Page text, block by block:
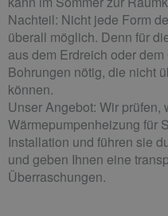
Nachteil: Nicht jede Form
überall möglich. Denn für
aus dem Erdreich oder
Bohrungen nötig, die nicht
können.
Unser Angebot: Wir prüfen,
Wärmepumpenheizung für
Installation und führen sie
und geben Ihnen eine
Überraschungen.